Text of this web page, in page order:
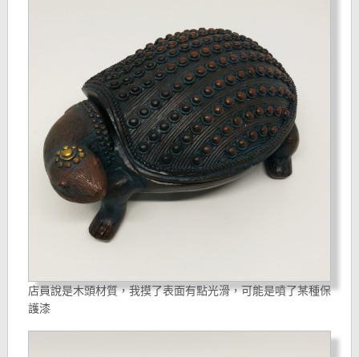
店員說是木頭材質，我摸了表面有點光滑，可能是噴了某種保
護漆